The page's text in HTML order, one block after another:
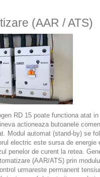
(AAR / ATS)
RD 15 poate functiona atat
actioneaza butoanele
Modul automat (stand-by) se
electric este sursa de energie
penelor de curent la retea.
(AAR/ATS) prin
urmareste permanent